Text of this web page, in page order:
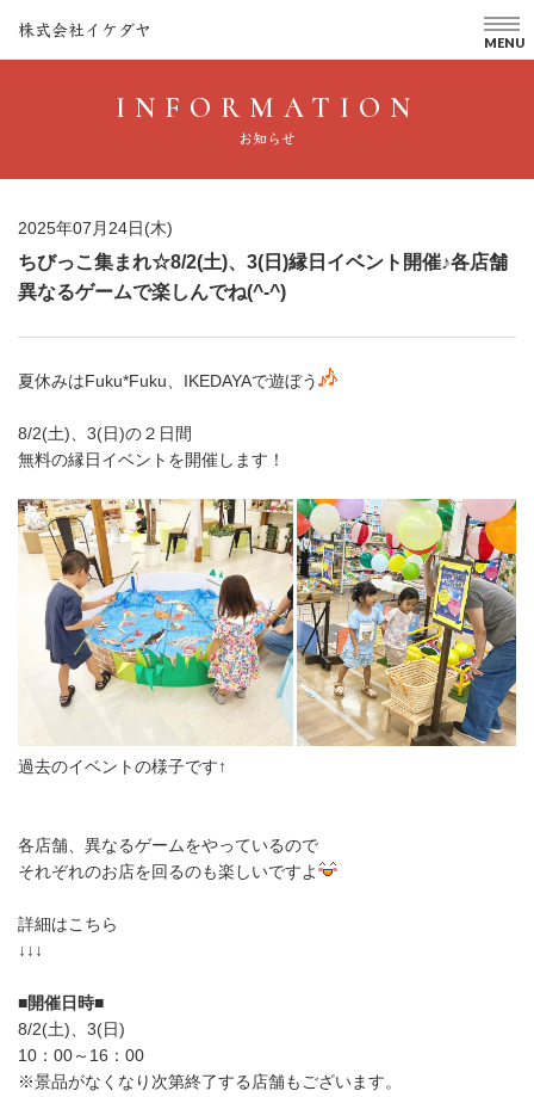
株式会社イケダヤ
INFORMATION
お知らせ
2025年07月24日(木)
ちびっこ集まれ☆8/2(土)、3(日)縁日イベント開催♪各店舗
異なるゲームで楽しんでね(^-^)
夏休みはFuku*Fuku、IKEDAYAで遊ぼう
8/2(土)、3(日)の２日間
無料の縁日イベントを開催します！
過去のイベントの様子です↑
各店舗、異なるゲームをやっているので
それぞれのお店を回るのも楽しいですよ
詳細はこちら
↓↓↓
■開催日時■
8/2(土)、3(日)
10：00～16：00
※景品がなくなり次第終了する店舗もございます。
MENU